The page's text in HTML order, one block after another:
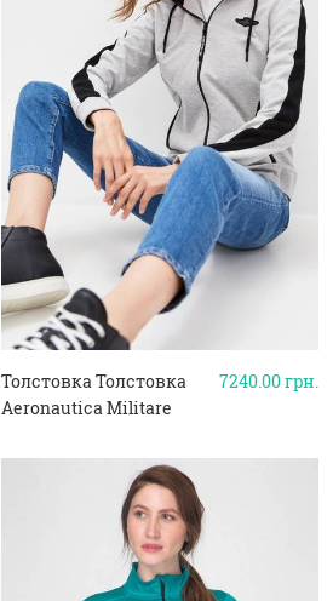
7240.00грн.
Толстовка Толстовка
Aeronautica Militare